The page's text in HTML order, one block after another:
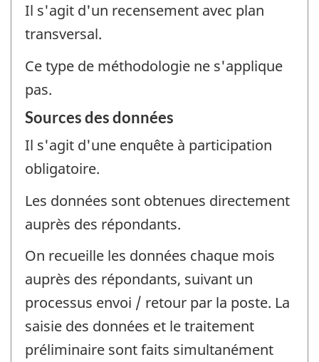
Il s'agit d'un recensement avec plan
transversal.
Ce type de méthodologie ne s'applique
pas.
Sources des données
Il s'agit d'une enquête à participation
obligatoire.
Les données sont obtenues directement
auprès des répondants.
On recueille les données chaque mois
auprès des répondants, suivant un
processus envoi / retour par la poste. La
saisie des données et le traitement
préliminaire sont faits simultanément